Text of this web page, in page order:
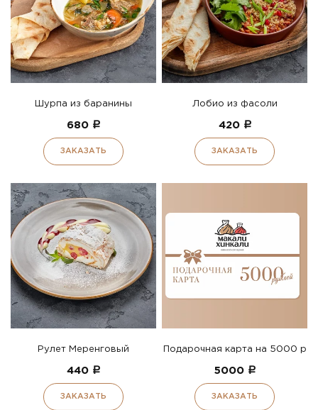
Шурпа из баранины
680 a
ЗАКАЗАТЬ
Лобио из фасоли
420 a
ЗАКАЗАТЬ
Рулет Меренговый
440 a
ЗАКАЗАТЬ
Подарочная карта на 5000 р
5000 a
ЗАКАЗАТЬ